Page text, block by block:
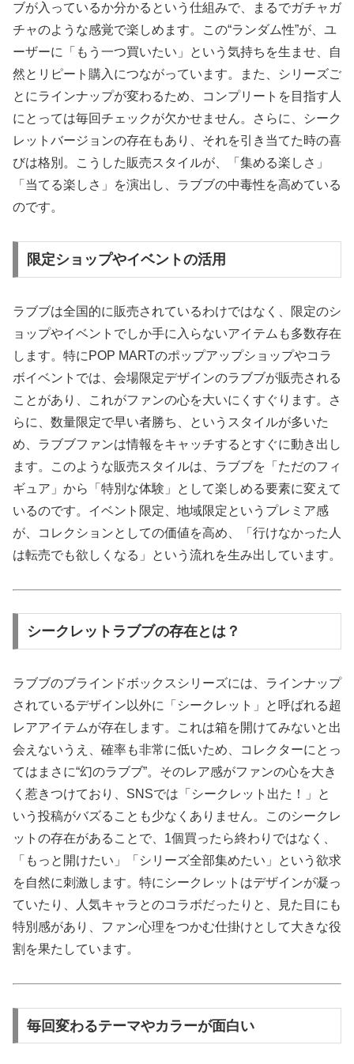
ブが入っているか分かるという仕組みで、まるでガチャガ
チャのような感覚で楽しめます。この“ランダム性”が、ユ
ーザーに「もう一つ買いたい」という気持ちを生ませ、自
然とリピート購入につながっています。また、シリーズご
とにラインナップが変わるため、コンプリートを目指す人
にとっては毎回チェックが欠かせません。さらに、シーク
レットバージョンの存在もあり、それを引き当てた時の喜
びは格別。こうした販売スタイルが、「集める楽しさ」
「当てる楽しさ」を演出し、ラブブの中毒性を高めている
のです。
限定ショップやイベントの活用
ラブブは全国的に販売されているわけではなく、限定のシ
ョップやイベントでしか手に入らないアイテムも多数存在
します。特にPOP MARTのポップアップショップやコラ
ボイベントでは、会場限定デザインのラブブが販売される
ことがあり、これがファンの心を大いにくすぐります。さ
らに、数量限定で早い者勝ち、というスタイルが多いた
め、ラブブファンは情報をキャッチするとすぐに動き出し
ます。このような販売スタイルは、ラブブを「ただのフィ
ギュア」から「特別な体験」として楽しめる要素に変えて
いるのです。イベント限定、地域限定というプレミア感
が、コレクションとしての価値を高め、「行けなかった人
は転売でも欲しくなる」という流れを生み出しています。
シークレットラブブの存在とは？
ラブブのブラインドボックスシリーズには、ラインナップ
されているデザイン以外に「シークレット」と呼ばれる超
レアアイテムが存在します。これは箱を開けてみないと出
会えないうえ、確率も非常に低いため、コレクターにとっ
てはまさに“幻のラブブ”。そのレア感がファンの心を大き
く惹きつけており、SNSでは「シークレット出た！」と
いう投稿がバズることも少なくありません。このシークレ
ットの存在があることで、1個買ったら終わりではなく、
「もっと開けたい」「シリーズ全部集めたい」という欲求
を自然に刺激します。特にシークレットはデザインが凝っ
ていたり、人気キャラとのコラボだったりと、見た目にも
特別感があり、ファン心理をつかむ仕掛けとして大きな役
割を果たしています。
毎回変わるテーマやカラーが面白い